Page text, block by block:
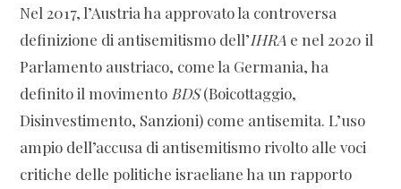
Nel 2017, l’Austria ha approvato la controversa
definizione di antisemitismo dell’IHRA e nel 2020 il
Parlamento austriaco, come la Germania, ha
definito il movimento BDS(Boicottaggio,
Disinvestimento, Sanzioni) come antisemita. L’uso
ampio dell’accusa di antisemitismo rivolto alle voci
critiche delle politiche israeliane ha un rapporto